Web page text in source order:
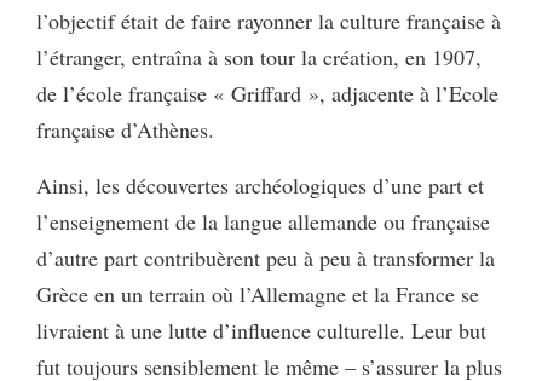
l’objectif était de faire rayonner la culture française à
l’étranger, entraîna à son tour la création, en 1907,
de l’école française « Griffard », adjacente à l’Ecole
française d’Athènes.
Ainsi, les découvertes archéologiques d’une part et
l’enseignement de la langue allemande ou française
d’autre part contribuèrent peu à peu à transformer la
Grèce en un terrain où l’Allemagne et la France se
livraient à une lutte d’influence culturelle. Leur but
fut toujours sensiblement le même – s’assurer la plus